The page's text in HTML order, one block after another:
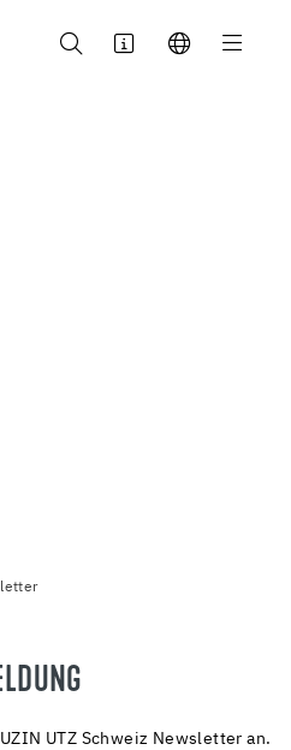
UTZ Schweiz Newsletter an.